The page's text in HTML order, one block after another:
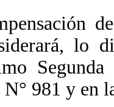
lo
981 y en